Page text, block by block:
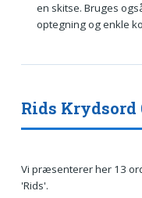
en skitse. Bruges
optegning og enkle
Rids Krydsord
Vi præsenterer her 13
'Rids'.